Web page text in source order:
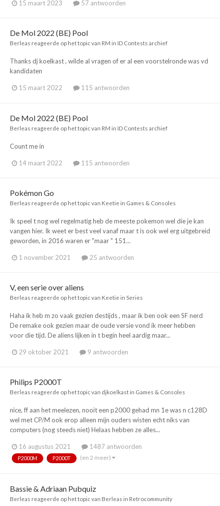
15 maart 2023 57 antwoorden
De Mol 2022 (BE) Pool
Berleas reageerde op het topic van RM in ID Contests archief
Thanks dj koelkast , wilde al vragen of er al een voorstelronde was vd
kandidaten
15 maart 2022 115 antwoorden
De Mol 2022 (BE) Pool
Berleas reageerde op het topic van RM in ID Contests archief
Count me in
14 maart 2022 115 antwoorden
Pokémon Go
Berleas reageerde op het topic van Keetie in Games & Consoles
Ik speel t nog wel regelmatig heb de meeste pokemon wel die je kan
vangen hier. Ik weet er best veel vanaf maar t is ook wel erg uitgebreid
geworden, in 2016 waren er "maar " 151...
1 november 2021 25 antwoorden
V, een serie over aliens
Berleas reageerde op het topic van Keetie in Series
Haha ik heb m zo vaak gezien destijds , maar ik ben ook een SF nerd
De remake ook gezien maar de oude versie vond ik meer hebben
voor die tijd. De aliens lijken in t begin heel aardig maar...
29 oktober 2021 9 antwoorden
Philips P2000T
Berleas reageerde op het topic van djkoelkast in Games & Consoles
nice, ff aan het meelezen, nooit een p2000 gehad mn 1e was n c128D
wel met CP/M ook erop alleen mijn ouders wisten echt niks van
computers (nog steeds niet) Helaas hebben ze alles...
16 augustus 2021 1487 antwoorden
P2000M P2000T (en 2 meer)
Bassie & Adriaan Pubquiz
Berleas reageerde op het topic van Berleas in Retrocommunity